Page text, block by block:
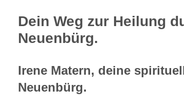
Dein Weg zur Heilung
Neuenbürg.
Irene Matern, deine
Neuenbürg.